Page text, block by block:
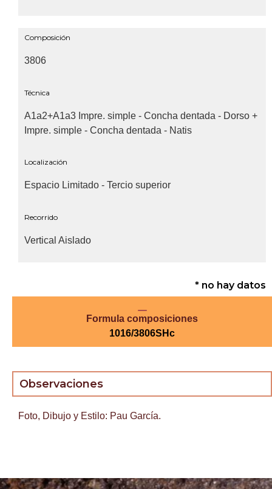
Composición
3806
Técnica
A1a2+A1a3 Impre. simple - Concha dentada - Dorso +
Impre. simple - Concha dentada - Natis
Localización
Espacio Limitado - Tercio superior
Recorrido
Vertical Aislado
* no hay datos
Formula composiciones
1016/3806SHc
Observaciones
Foto, Dibujo y Estilo: Pau García.